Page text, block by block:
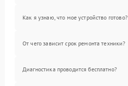
Как я узнаю, что мое устройство готово?
От чего зависит срок ремонта техники?
Диагностика проводится бесплатно?